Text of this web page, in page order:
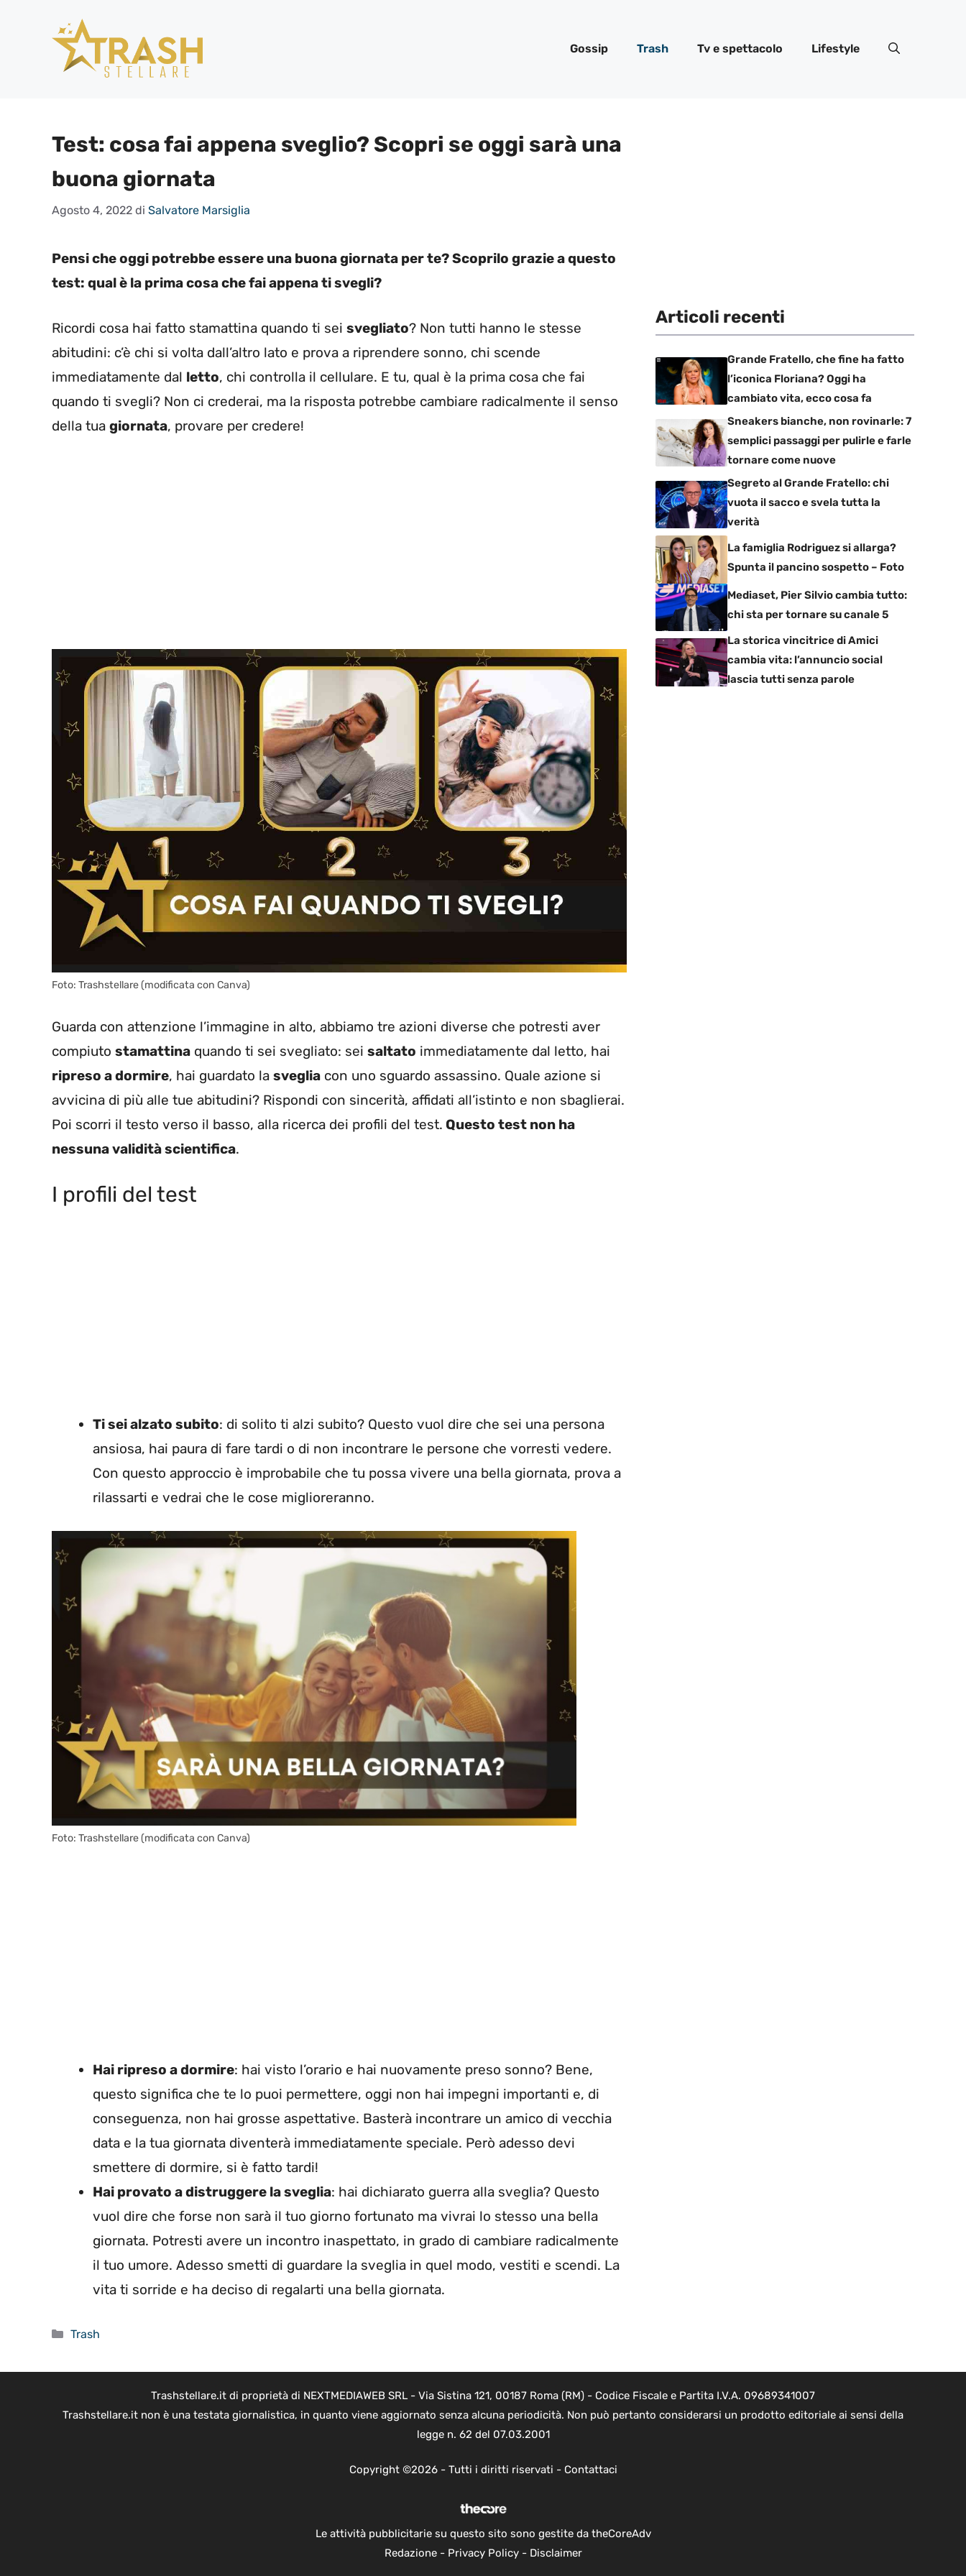
Gossip Trash Tv e spettacolo Lifestyle
Test: cosa fai appena sveglio? Scopri se oggi sarà una
buona giornata
Agosto 4, 2022 di Salvatore Marsiglia
Pensi che oggi potrebbe essere una buona giornata per te? Scoprilo grazie a questo
test: qual è la prima cosa che fai appena ti svegli?
Ricordi cosa hai fatto stamattina quando ti sei svegliato? Non tutti hanno le stesse
abitudini: c’è chi si volta dall’altro lato e prova a riprendere sonno, chi scende
immediatamente dal letto, chi controlla il cellulare. E tu, qual è la prima cosa che fai
quando ti svegli? Non ci crederai, ma la risposta potrebbe cambiare radicalmente il senso
della tua giornata, provare per credere!
Foto: Trashstellare (modificata con Canva)
Guarda con attenzione l’immagine in alto, abbiamo tre azioni diverse che potresti aver
compiuto stamattina quando ti sei svegliato: sei saltato immediatamente dal letto, hai
ripreso a dormire, hai guardato la sveglia con uno sguardo assassino. Quale azione si
avvicina di più alle tue abitudini? Rispondi con sincerità, affidati all’istinto e non sbaglierai.
Poi scorri il testo verso il basso, alla ricerca dei profili del test. Questo test non ha
nessuna validità scientifica.
I profili del test
Ti sei alzato subito: di solito ti alzi subito? Questo vuol dire che sei una persona
ansiosa, hai paura di fare tardi o di non incontrare le persone che vorresti vedere.
Con questo approccio è improbabile che tu possa vivere una bella giornata, prova a
rilassarti e vedrai che le cose miglioreranno.
Foto: Trashstellare (modificata con Canva)
Hai ripreso a dormire: hai visto l’orario e hai nuovamente preso sonno? Bene,
questo significa che te lo puoi permettere, oggi non hai impegni importanti e, di
conseguenza, non hai grosse aspettative. Basterà incontrare un amico di vecchia
data e la tua giornata diventerà immediatamente speciale. Però adesso devi
smettere di dormire, si è fatto tardi!
Hai provato a distruggere la sveglia: hai dichiarato guerra alla sveglia? Questo
vuol dire che forse non sarà il tuo giorno fortunato ma vivrai lo stesso una bella
giornata. Potresti avere un incontro inaspettato, in grado di cambiare radicalmente
il tuo umore. Adesso smetti di guardare la sveglia in quel modo, vestiti e scendi. La
vita ti sorride e ha deciso di regalarti una bella giornata.
Categorie
Trash
Articoli recenti
Grande Fratello, che fine ha fatto
l’iconica Floriana? Oggi ha
cambiato vita, ecco cosa fa
Sneakers bianche, non rovinarle: 7
semplici passaggi per pulirle e farle
tornare come nuove
Segreto al Grande Fratello: chi
vuota il sacco e svela tutta la
verità
La famiglia Rodriguez si allarga?
Spunta il pancino sospetto – Foto
Mediaset, Pier Silvio cambia tutto:
chi sta per tornare su canale 5
La storica vincitrice di Amici
cambia vita: l’annuncio social
lascia tutti senza parole
Trashstellare.it di proprietà di NEXTMEDIAWEB SRL - Via Sistina 121, 00187 Roma (RM) - Codice Fiscale e Partita I.V.A. 09689341007
Trashstellare.it non è una testata giornalistica, in quanto viene aggiornato senza alcuna periodicità. Non può pertanto considerarsi un prodotto editoriale ai sensi della
legge n. 62 del 07.03.2001
Copyright ©2026 - Tutti i diritti riservati - Contattaci
Le attività pubblicitarie su questo sito sono gestite da theCoreAdv
Redazione- Privacy Policy- Disclaimer